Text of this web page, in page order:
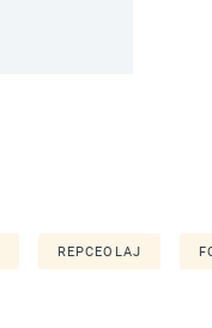
REPCEOLAJ